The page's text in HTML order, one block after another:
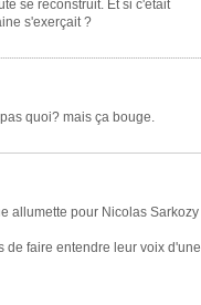
se reconstruit. Et si c'était
s'exerçait ?
quoi? mais ça bouge.
allumette pour Nicolas Sarkozy
de faire entendre leur voix d'une